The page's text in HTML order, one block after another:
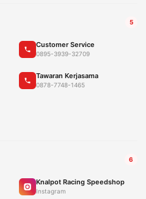
5
Customer Service
0895-3939-32709
Tawaran Kerjasama
0878-7748-1465
6
Knalpot Racing Speedshop
Instagram